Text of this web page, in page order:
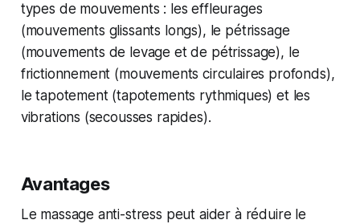
types de mouvements : les effleurages
(mouvements glissants longs), le pétrissage
(mouvements de levage et de pétrissage), le
frictionnement (mouvements circulaires profonds),
le tapotement (tapotements rythmiques) et les
vibrations (secousses rapides).
Avantages
Le massage anti-stress peut aider à réduire le